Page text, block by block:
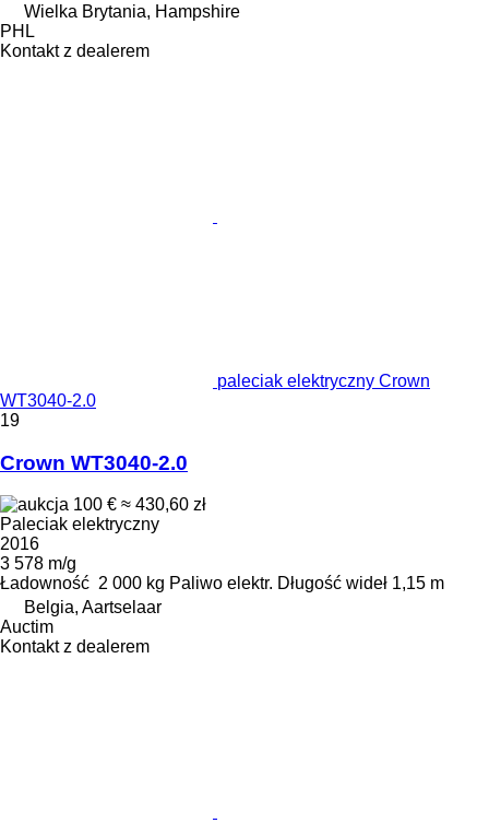
Wielka Brytania, Hampshire
PHL
Kontakt z dealerem
paleciak elektryczny Crown
WT3040-2.0
19
Crown WT3040-2.0
100 € ≈ 430,60 zł
Paleciak elektryczny
2016
3 578 m/g
Ładowność 2 000 kg Paliwo elektr. Długość wideł 1,15 m
Belgia, Aartselaar
Auctim
Kontakt z dealerem